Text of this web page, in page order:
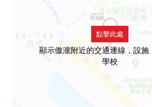
點擊此處
顯示傲瀧附近的交通連線，設施
學校